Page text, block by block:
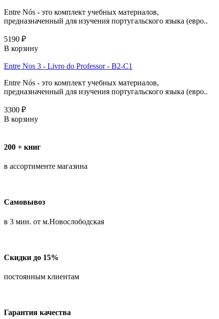
Entre Nós - это комплект учебных материалов,
предназначенный для изучения португальского языка (евро..
5190 ₽
В корзину
Entre Nоs 3 - Livro do Professor - B2-C1
Entre Nós - это комплект учебных материалов,
предназначенный для изучения португальского языка (евро..
3300 ₽
В корзину
200 + книг
в ассортименте магазина
Самовывоз
в 3 мин. от м.Новослободская
Скидки до 15%
постоянным клиентам
Гарантия качества